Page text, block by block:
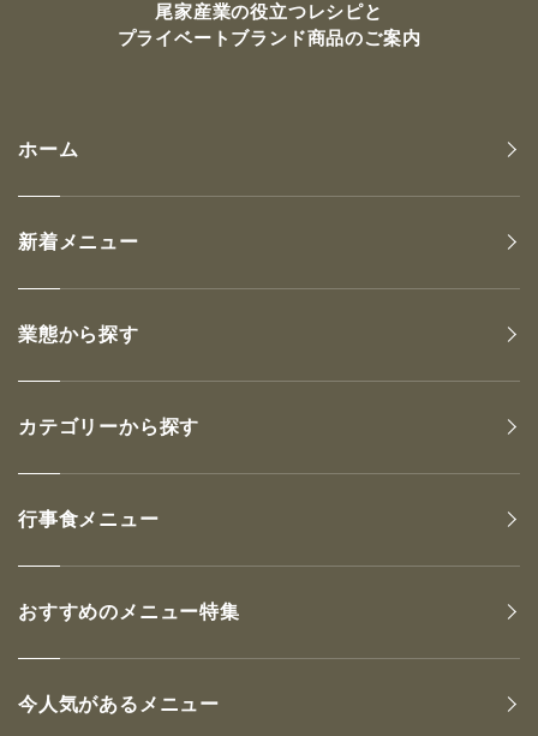
尾家産業の役立つレシピと
プライベートブランド商品のご案内
ホーム
新着メニュー
業態から探す
カテゴリーから探す
行事食メニュー
おすすめのメニュー特集
今人気があるメニュー